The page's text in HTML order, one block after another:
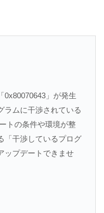
0x80070643」が発生
ラムに干渉されている
トの条件や環境が整
「干渉しているプログ
ップデートできませ